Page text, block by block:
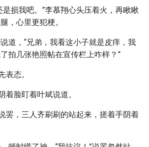
是损我吧。”李慕翔心头压着火，再瞅瞅
，心里更犯梗。
道，“兄弟，我看这小子就是皮痒，我
拍几张艳照帖在宣传栏上咋样？”
表态。
着脸盯着叶斌说道。
罢，三人齐刷刷的站起来，搓着手阴着